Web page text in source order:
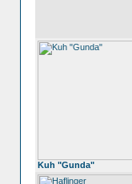
Kuh "Gunda"